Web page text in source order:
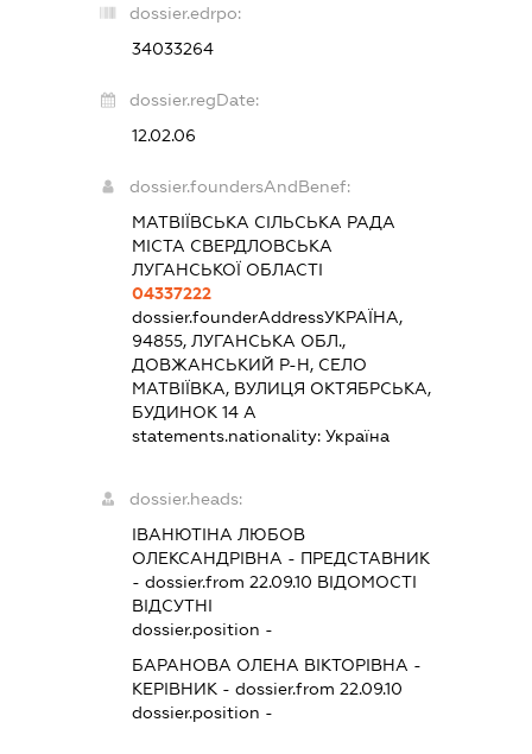
dossier.edrpo:
34033264
dossier.regDate:
12.02.06
dossier.foundersAndBenef:
МАТВІЇВСЬКА СІЛЬСЬКА РАДА
МІСТА СВЕРДЛОВСЬКА
ЛУГАНСЬКОЇ ОБЛАСТІ
04337222
dossier.founderAddressУКРАЇНА,
94855, ЛУГАНСЬКА ОБЛ.,
ДОВЖАНСЬКИЙ Р-Н, СЕЛО
МАТВІЇВКА, ВУЛИЦЯ ОКТЯБРСЬКА,
БУДИНОК 14 А
statements.nationality: Україна
dossier.heads:
ІВАНЮТІНА ЛЮБОВ
ОЛЕКСАНДРІВНА - ПРЕДСТАВНИК
- dossier.from 22.09.10 ВІДОМОСТІ
ВІДСУТНІ
dossier.position -
БАРАНОВА ОЛЕНА ВІКТОРІВНА -
КЕРІВНИК - dossier.from 22.09.10
dossier.position -